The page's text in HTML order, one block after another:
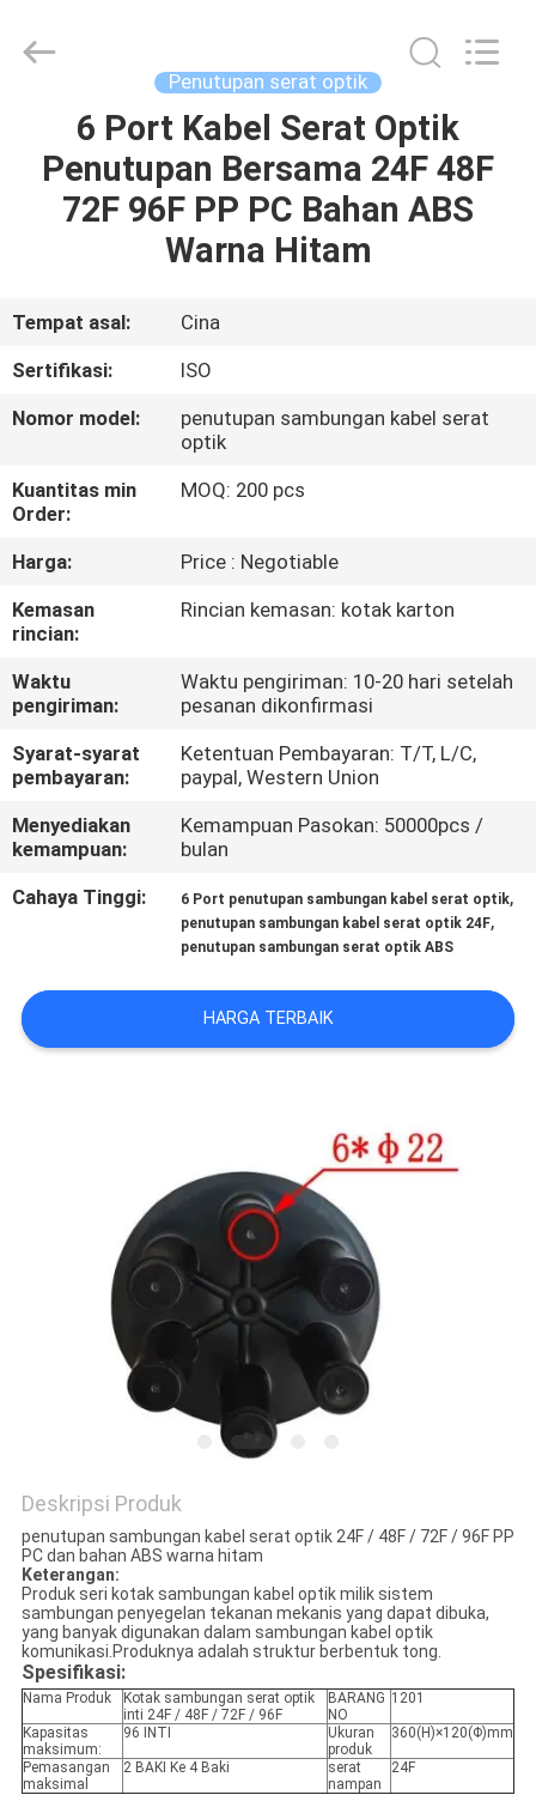
RUMAH
PRODUK
KAMI
PABRIK
KONTROL
KUALITAS
HUBUNGI
KAMI
BERITA
KASUS
SITEMAP
PRIVASI
Co.,Ltd..
Penutupan serat optik
6 Port Kabel Serat Optik
Penutupan Bersama 24F 48F
72F 96F PP PC Bahan ABS
Warna Hitam
Tempat asal:
Cina
Sertifikasi:
ISO
Nomor model:
penutupan sambungan kabel serat
optik
Kuantitas min
Order:
MOQ: 200 pcs
Harga:
Price : Negotiable
Kemasan
rincian:
Rincian kemasan: kotak karton
Waktu
pengiriman:
Waktu pengiriman: 10-20 hari setelah
pesanan dikonfirmasi
Syarat-syarat
pembayaran:
Ketentuan Pembayaran: T/T, L/C,
paypal, Western Union
Menyediakan
kemampuan:
Kemampuan Pasokan: 50000pcs /
bulan
Cahaya Tinggi:
6 Port penutupan sambungan kabel serat optik,
penutupan sambungan kabel serat optik 24F,
penutupan sambungan serat optik ABS
HARGA TERBAIK
Deskripsi Produk
penutupan sambungan kabel serat optik 24F / 48F / 72F / 96F PP
PC dan bahan ABS warna hitam
Keterangan:
Produk seri kotak sambungan kabel optik milik sistem
sambungan penyegelan tekanan mekanis yang dapat dibuka,
yang banyak digunakan dalam sambungan kabel optik
komunikasi.Produknya adalah struktur berbentuk tong.
Spesifikasi:
Nama Produk
Kotak sambungan serat optik
inti 24F / 48F / 72F / 96F
BARANG
NO
1201
Kapasitas
maksimum:
96 INTI
Ukuran
produk
360(H)×120(Φ)mm
Pemasangan
maksimal
2 BAKI Ke 4 Baki
serat
nampan
24F